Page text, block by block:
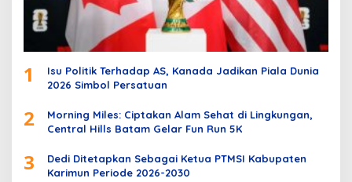
1
Isu Politik Terhadap AS, Kanada Jadikan Piala Dunia
2026 Simbol Persatuan
2
Morning Miles: Ciptakan Alam Sehat di Lingkungan,
Central Hills Batam Gelar Fun Run 5K
3
Dedi Ditetapkan Sebagai Ketua PTMSI Kabupaten
Karimun Periode 2026-2030